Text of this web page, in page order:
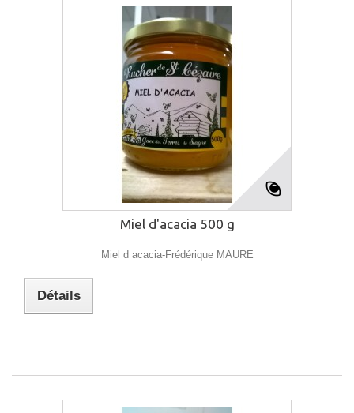
Miel d'acacia 500 g
Miel d acacia-Frédérique MAURE
Détails